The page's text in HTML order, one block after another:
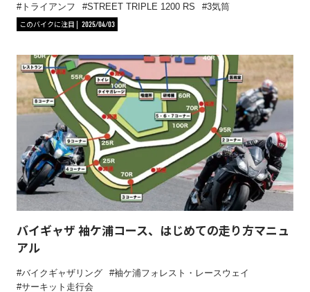
トライアンフ STREET TRIPLE 1200 RS
3気筒
このバイクに注目
2025/04/03
バイギャザ 袖ケ浦コース、はじめての走り方マニュ
アル
バイクギャザリング
袖ケ浦フォレスト・レースウェイ
サーキット走行会